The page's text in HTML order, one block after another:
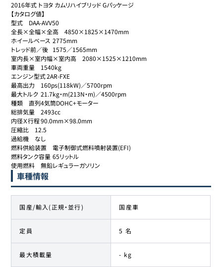
2016年式 トヨタ カムリハイブリッド Gパッケージ
【カタログ値】
型式	DAA-AVV50
全長×全幅×全高	4850×1825×1470mm
ホイールベース	2775mm
トレッド前／後	1575／1565mm
室内長×室内幅×室内高	2080×1525×1210mm
車両重量	1540kg
エンジン型式	2AR-FXE
最高出力	160ps(118kW)／5700rpm
最大トルク	21.7kg・m(213N・m)／4500rpm
種類	直列4気筒DOHC+モーター
総排気量	2493cc
内径Ｘ行程	90.0mm×98.0mm
圧縮比	12.5
過給機	なし
燃料供給装置	電子制御式燃料噴射装置(EFI)
燃料タンク容量	65リットル
使用燃料	無鉛レギュラーガソリン
車種情報
国産/輸入(正規・並行) 国産車
定員 5 名
最大積載量 - kg